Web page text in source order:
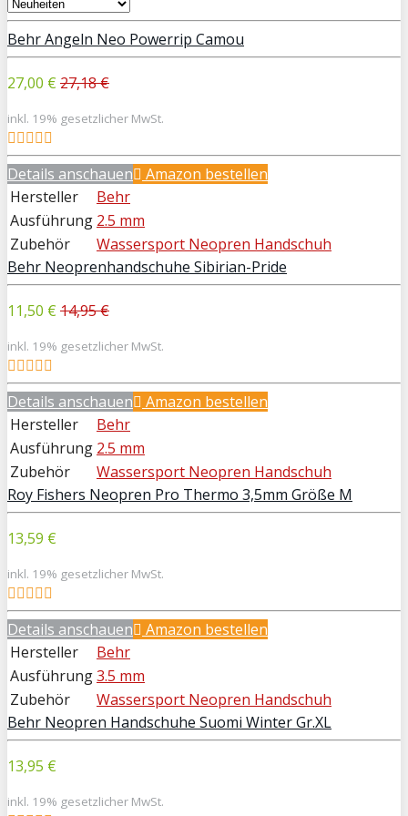
Behr Angeln Neo Powerrip Camou
27,00 € 27,18 €
inkl. 19% gesetzlicher MwSt.
Details anschauen
Amazon bestellen
Hersteller
Behr
Ausführung 2.5 mm
Zubehör
Wassersport Neopren Handschuh
Behr Neoprenhandschuhe Sibirian-Pride
11,50 € 14,95 €
inkl. 19% gesetzlicher MwSt.
Details anschauen
Amazon bestellen
Hersteller
Behr
Ausführung 2.5 mm
Zubehör
Wassersport Neopren Handschuh
Roy Fishers Neopren Pro Thermo 3,5mm Größe M
13,59 €
inkl. 19% gesetzlicher MwSt.
Details anschauen
Amazon bestellen
Hersteller
Behr
Ausführung3.5 mm
Zubehör
Wassersport Neopren Handschuh
Behr Neopren Handschuhe Suomi Winter Gr.XL
13,95 €
inkl. 19% gesetzlicher MwSt.